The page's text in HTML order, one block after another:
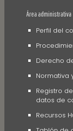
Área administrativa
Perfil del
Derecho
Normativa
Registro
datos de
Recursos